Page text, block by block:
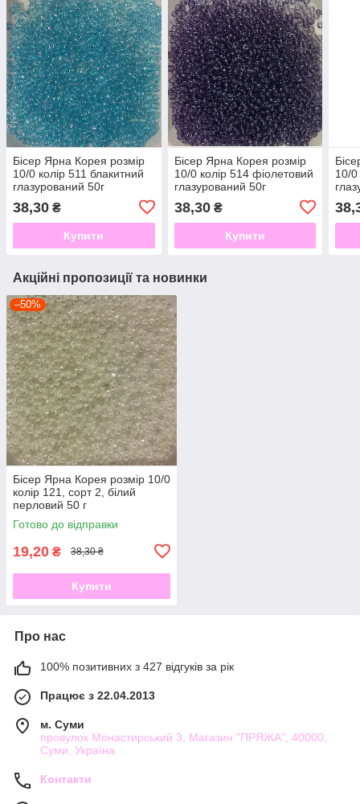
Бісер Ярна Корея розмір
10/0 колір 511 блакитний
глазурований 50г
38,30 ₴
Купити
Бісер Ярна Корея розмір
10/0 колір 514 фіолетовий
глазурований 50г
38,30₴
Купити
10/0
Акційні пропозиції та новинки
–50%
Бісер Ярна Корея розмір 10/0
колір 121, сорт 2, білий
перловий 50 г
Готово до відправки
19,20 ₴ 38,30 ₴
Купити
Про нас
100% позитивних з 427 відгуків за рік
Працює з 22.04.2013
м. Суми
провулок Монастирський 3, Магазин "ПРЯЖА", 40000,
Суми, Україна
Контакти